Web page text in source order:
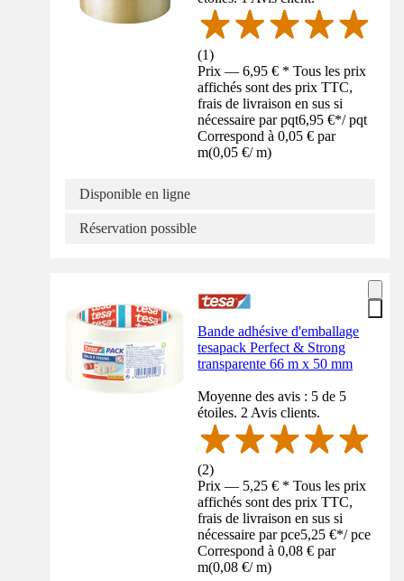
(1)
Prix — 6,95 € * Tous les prix
affichés sont des prix TTC,
frais de livraison en sus si
nécessaire par pqt6,95 €*/ pqt
Correspond à 0,05 € par
m(0,05 €/ m)
Disponible en ligne
Réservation possible
Bande adhésive d'emballage
tesapack Perfect & Strong
transparente 66 m x 50 mm
Moyenne des avis : 5 de 5
étoiles. 2 Avis clients.
(2)
Prix — 5,25 € * Tous les prix
affichés sont des prix TTC,
frais de livraison en sus si
nécessaire par pce5,25 €*/ pce
Correspond à 0,08 € par
m(0,08 €/ m)